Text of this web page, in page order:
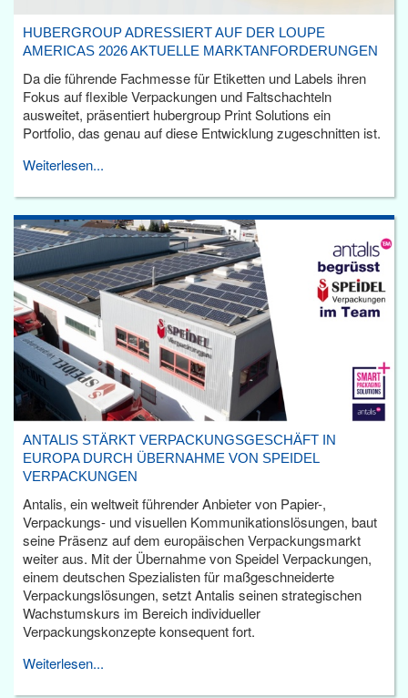
HUBERGROUP ADRESSIERT AUF DER LOUPE
AMERICAS 2026 AKTUELLE MARKTANFORDERUNGEN
Da die führende Fachmesse für Etiketten und Labels ihren
Fokus auf flexible Verpackungen und Faltschachteln
ausweitet, präsentiert hubergroup Print Solutions ein
Portfolio, das genau auf diese Entwicklung zugeschnitten ist.
Weiterlesen...
ANTALIS STÄRKT VERPACKUNGSGESCHÄFT IN
EUROPA DURCH ÜBERNAHME VON SPEIDEL
VERPACKUNGEN
Antalis, ein weltweit führender Anbieter von Papier-,
Verpackungs- und visuellen Kommunikationslösungen, baut
seine Präsenz auf dem europäischen Verpackungsmarkt
weiter aus. Mit der Übernahme von Speidel Verpackungen,
einem deutschen Spezialisten für maßgeschneiderte
Verpackungslösungen, setzt Antalis seinen strategischen
Wachstumskurs im Bereich individueller
Verpackungskonzepte konsequent fort.
Weiterlesen...